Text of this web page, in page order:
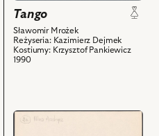
Tango
Sławomir Mrożek
Reżyseria: Kazimierz Dejmek
Kostiumy: Krzysztof Pankiewicz
1990
przejdź